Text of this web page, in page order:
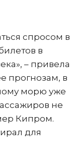
спросом в
в
– привела
прогнозам, в
морю уже
не
Кипром.
для